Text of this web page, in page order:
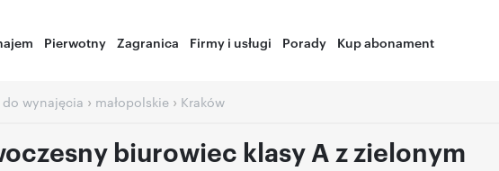
Pierwotny Zagranica Firmy i usługi Porady Kup abonament
do wynajęcia › małopolskie › Kraków
biurowiec klasy A z zielonym